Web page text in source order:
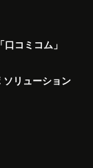
コミコム」
リューション